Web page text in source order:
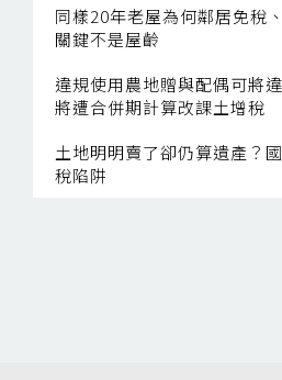
同樣20年老屋為何鄰居免稅
關鍵不是屋齡
違規使用農地贈與配偶可將
將遭合併期計算改課土增稅
土地明明賣了卻仍算遺產？
稅陷阱